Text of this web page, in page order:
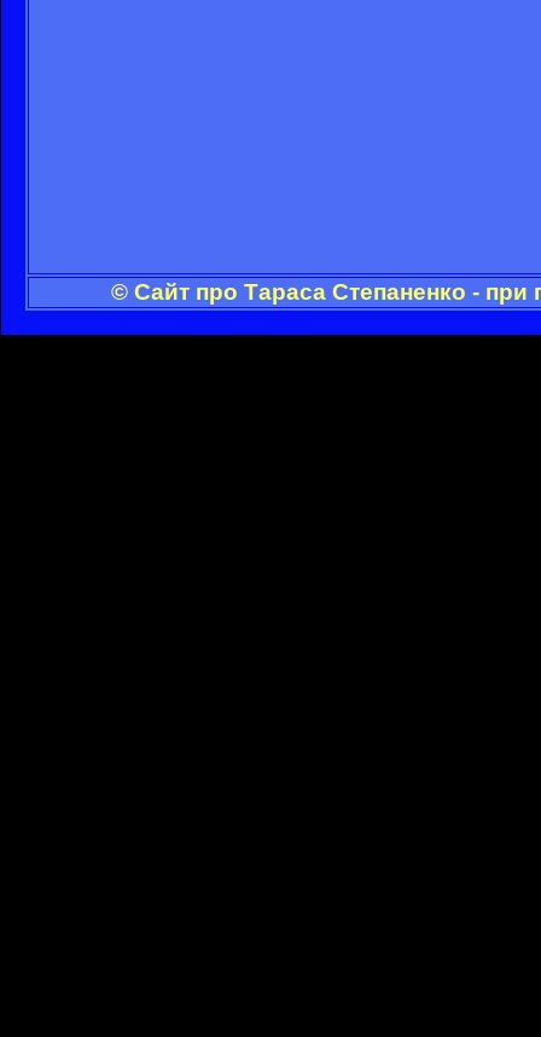
© Сайт про Тараса Степаненко -